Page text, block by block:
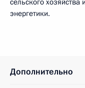
сельского
энергетики.
Дополнительно